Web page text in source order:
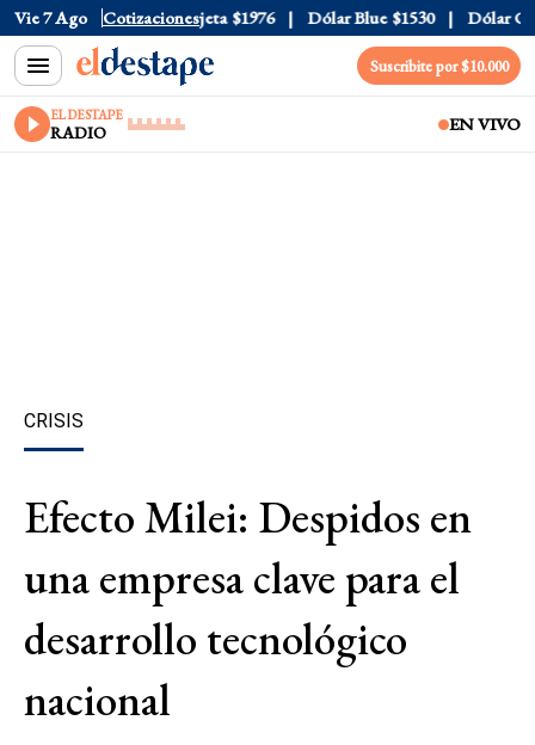
Vie 7 Ago Cotizaciones
$1520 Dólar Tarjeta $1976 Dólar Blue $1530 Dólar CCL
Suscribite por $10.000
EL DESTAPE
RADIO EN VIVO
CRISIS
Efecto Milei: Despidos en
una empresa clave para el
desarrollo tecnológico
nacional